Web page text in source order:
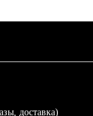
доставка)